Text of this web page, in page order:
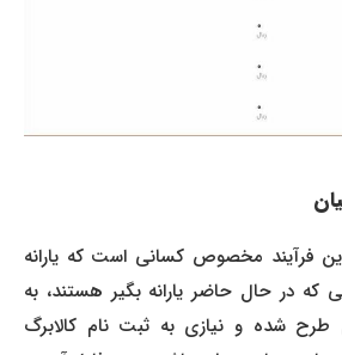
فرآیند مخصوص کسانی است که یارانه
در حال حاضر یارانه بگیر هستند، به
شده و نیازی به ثبت نام کالابرگ